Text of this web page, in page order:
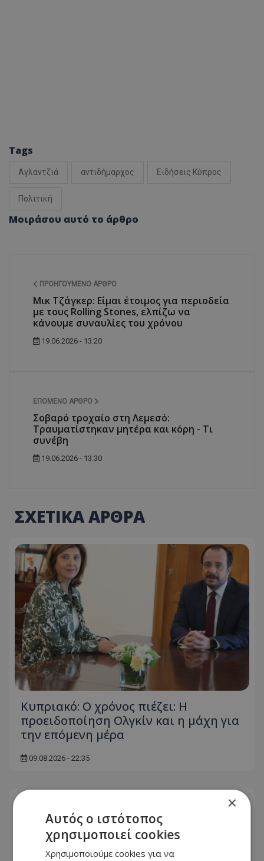
Tags
Αγλαντζιά αντιδήμαρχος Ειδήσεις Κύπρος
Πολιτική
Μοιράσου αυτό το άρθρο
ΠΡΟΗΓΟΎΜΕΝΟ ΆΡΘΡΟ
Μικ Τζάγκερ: Είμαι έτοιμος για περιοδεία
με τους Rolling Stones, ελπίζω να
κάνουμε συναυλίες του χρόνου
19.06.2026 - 13:20
ΕΠΌΜΕΝΟ ΆΡΘΡΟ
Σοβαρό τροχαίο στη Λεμεσό:
Τραυματίστηκαν μητέρα και κόρη - Τι
συνέβη
19.06.2026 - 13:30
ΣΧΕΤΙΚΑ ΑΡΘΡΑ
Κυπριακό: Ο χρόνος πιέζει: Η
προειδοποίηση Ολγκίν και η μάχη για
την επόμενη μέρα
09.08.2026 - 22:35
×
Αυτός ο ιστότοπος
χρησιμοποιεί cookies
Χρησιμοποιούμε cookies για να